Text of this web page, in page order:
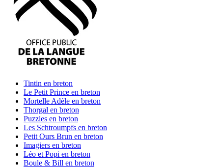
Tintin en breton
Le Petit Prince en breton
Mortelle Adèle en breton
Thorgal en breton
Puzzles en breton
Les Schtroumpfs en breton
Petit Ours Brun en breton
Imagiers en breton
Léo et Popi en breton
Boule & Bill en breton